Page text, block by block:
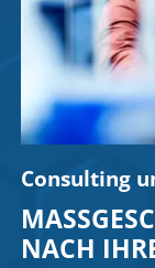
Consulting
ACH